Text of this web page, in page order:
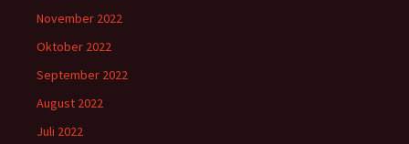
November 2022
Oktober 2022
September 2022
August 2022
Juli 2022